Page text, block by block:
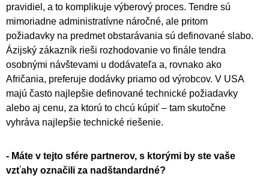
pravidiel, a to komplikuje výberový proces. Tendre sú
mimoriadne administratívne náročné, ale pritom
požiadavky na predmet obstarávania sú definované slabo.
Ázijský zákazník rieši rozhodovanie vo finále tendra
osobnými návštevami u dodávateľa a, rovnako ako
Afričania, preferuje dodávky priamo od výrobcov. V USA
majú často najlepšie definované technické požiadavky
alebo aj cenu, za ktorú to chcú kúpiť – tam skutočne
vyhráva najlepšie technické riešenie.
- Máte v tejto sfére partnerov, s ktorými by ste vaše
vzťahy označili za nadštandardné?